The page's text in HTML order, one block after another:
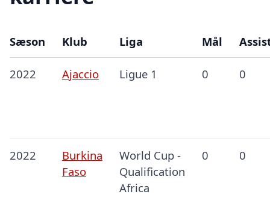
Sæson Klub Liga Mål
2022 Ajaccio Ligue 1 0 0
2022
Burkina
Faso
World Cup -
Qualification
Africa
0 0